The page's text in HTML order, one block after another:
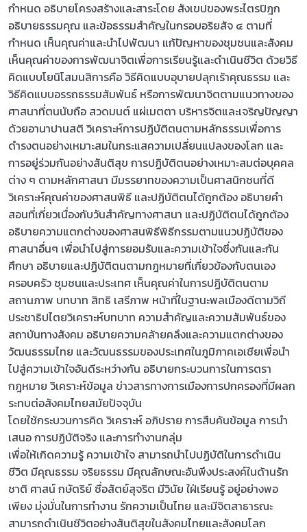
กำหนด อธิบายโครงสร้างและสาระโดย สังเขปของพระไตรปิฎก
อธิบายธรรมคุณ และข้อธรรมสำคัญในกรอบอริยสัจ ๔ ตามที่
กำหนด เห็นคุณค่าและนำไปพัฒนา แก้ปัญหาของชุมชนและสังคม
เห็นคุณค่าของการพัฒนาจิตเพื่อการเรียนรู้และดำเนินชีวิต ด้วยวิธี
คิดแบบโยนิโสมนสิการคือ วิธีคิดแบบอุบายปลุกเร้าคุณธรรม และ
วิธีคิดแบบอรรถธรรมสัมพันธ์ หรือการพัฒนาจิตตามแนวทางของ
ศาสนาที่ตนนับถือ สวดมนต์ แผ่เมตตา บริหารจิตและเจริญปัญญา
ด้วยอานาปานสติ วิเคราะห์การปฏิบัติตนตามหลักธรรมเพื่อการ
ดำรงตนอย่างเหมาะสมในกระแสความเปลี่ยนแปลงของโลก และ
การอยู่ร่วมกันอย่างสันติสุข การปฏิบัติตนอย่างเหมาะสมต่อบุคคล
ต่าง ๆ ตามหลักศาสนา มีมรรยาทของความเป็นศาสนิกชนที่ดี
วิเคราะห์คุณค่าของศาสนพิธี และปฏิบัติตนได้ถูกต้อง อธิบายคำ
สอนที่เกี่ยวเนื่องกับวันสำคัญทางศาสนา และปฏิบัติตนได้ถูกต้อง
อธิบายความแตกต่างของศาสนพิธีพิธีกรรมตามแนวปฏิบัติของ
ศาสนาอื่นๆ เพื่อนำไปสู่การยอมรับและความเข้าใจซึ่งกันและกัน
ศึกษา อธิบายและปฏิบัติตนตามกฎหมายที่เกี่ยวข้องกับตนเอง
ครอบครัว ชุมชนและประเทศ เห็นคุณค่าในการปฏิบัติตนตาม
สถานภาพ บทบาท สิทธิ เสรีภาพ หน้าที่ในฐานะพลเมืองดีตามวิถี
ประชาธิปไตยวิเคราะห์บทบาท ความสำคัญและความสัมพันธ์ของ
สถาบันทางสังคม อธิบายความคล้ายคลึงและความแตกต่างของ
วัฒนธรรมไทย และวัฒนธรรมของประเทศในภูมิภาคเอเชียเพื่อนำ
ไปสู่ความเข้าใจอันดีระหว่างกัน อธิบายกระบวนการในการตรา
กฎหมาย วิเคราะห์ข้อมูล ข่าวสารทางการเมืองการปกครองที่มีผลก
ระทบต่อสังคมไทยสมัยปัจจุบัน
โดยใช้กระบวนการคิด วิเคราะห์ อภิปราย การสืบค้นข้อมูล การนำ
เสนอ การปฏิบัติจริง และการทำงานกลุ่ม
เพื่อให้เกิดความรู้ ความเข้าใจ สามารถนำไปปฏิบัติในการดำเนิน
ชีวิต มีคุณธรรม จริยธรรม มีคุณลักษณะอันพึงประสงค์ในด้านรัก
ชาติ ศาสน์ กษัตริย์ ซื่อสัตย์สุจริต มีวินัย ใฝ่เรียนรู้ อยู่อย่างพอ
เพียง มุ่งมั่นในการทำงาน รักความเป็นไทย และมีจิตสาธารณะ
สามารถดำเนินชีวิตอย่างสันติสุขในสังคมไทยและสังคมโลก